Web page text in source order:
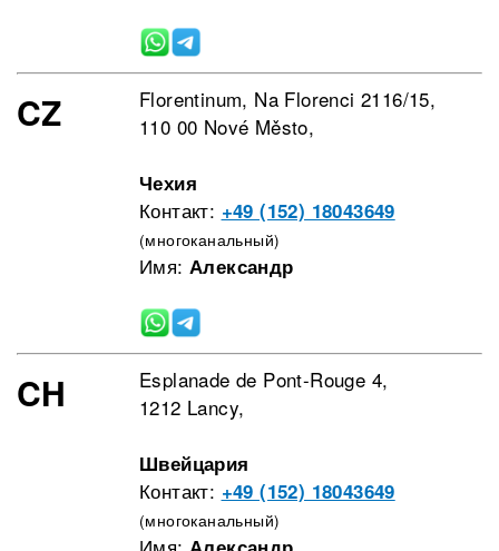
CZ
Florentinum, Na Florenci 2116/15,
110 00 Nové Město,
Чехия
Контакт: +49 (152) 18043649
(многоканальный)
Имя: Александр
CH
Esplanade de Pont-Rouge 4,
1212 Lancy,
Швейцария
Контакт: +49 (152) 18043649
(многоканальный)